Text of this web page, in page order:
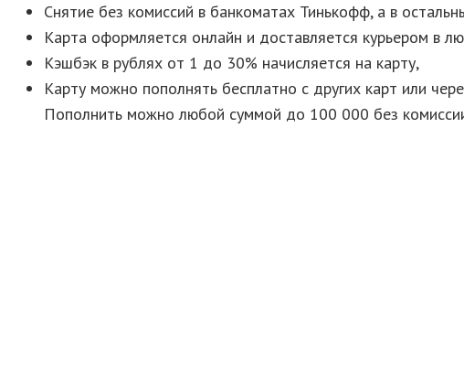
Снятие без комиссий в банкоматах Тинькофф, а в
Карта оформляется онлайн и доставляется курьером в
Кэшбэк в рублях от 1 до 30% начисляется на карту,
Карту можно пополнять бесплатно с других карт или
Пополнить можно любой суммой до 100 000 без